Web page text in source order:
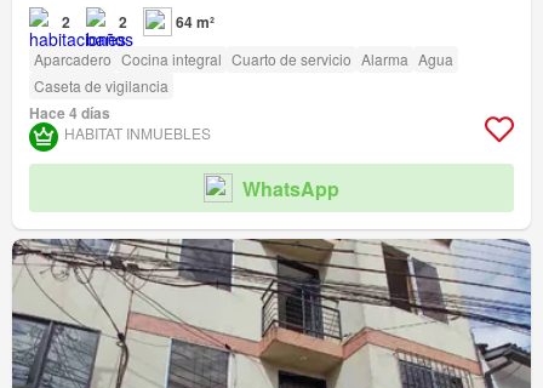
2 2 64 m²
Aparcadero Cocina integral Cuarto de servicio Alarma Agua
Caseta de vigilancia
Hace 4 días
HABITAT INMUEBLES
WhatsApp